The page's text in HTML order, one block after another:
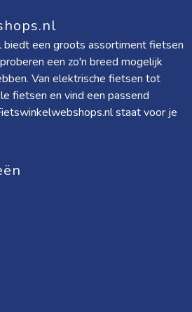
een groots assortiment fietsen
een zo'n breed mogelijk
Van elektrische fietsen tot
fietsen en vind een passend
staat voor je